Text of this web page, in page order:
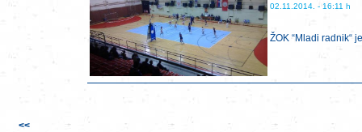
02.11.2014. - 16:11 h
ŽOK “Mladi radnik“
<<